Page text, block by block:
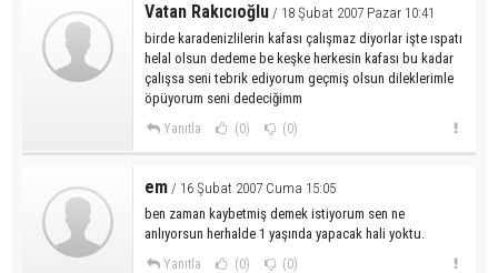
Vatan Rakıcıoğlu / 18 Şubat 2007 Pazar 10:41
birde karadenizlilerin kafası çalışmaz diyorlar işte ıspatı
helal olsun dedeme be keşke herkesin kafası bu kadar
çalışsa seni tebrik ediyorum geçmiş olsun dileklerimle
öpüyorum seni dedeciğimm
Yanıtla (0) (0)
em / 16 Şubat 2007 Cuma 15:05
ben zaman kaybetmiş demek istiyorum sen ne
anlıyorsun herhalde 1 yaşında yapacak hali yoktu.
Yanıtla (0) (0)